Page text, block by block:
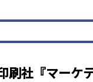
刷社『マーケ